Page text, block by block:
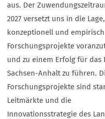
aus. Der
2027 versetzt uns in die Lage,
konzeptionell und
Forschungsprojekte
und zu einem Erfolg für das
Sachsen-Anhalt zu führen.
Forschungsprojekte sind
Leitmärkte und die
Innovationsstrategie des